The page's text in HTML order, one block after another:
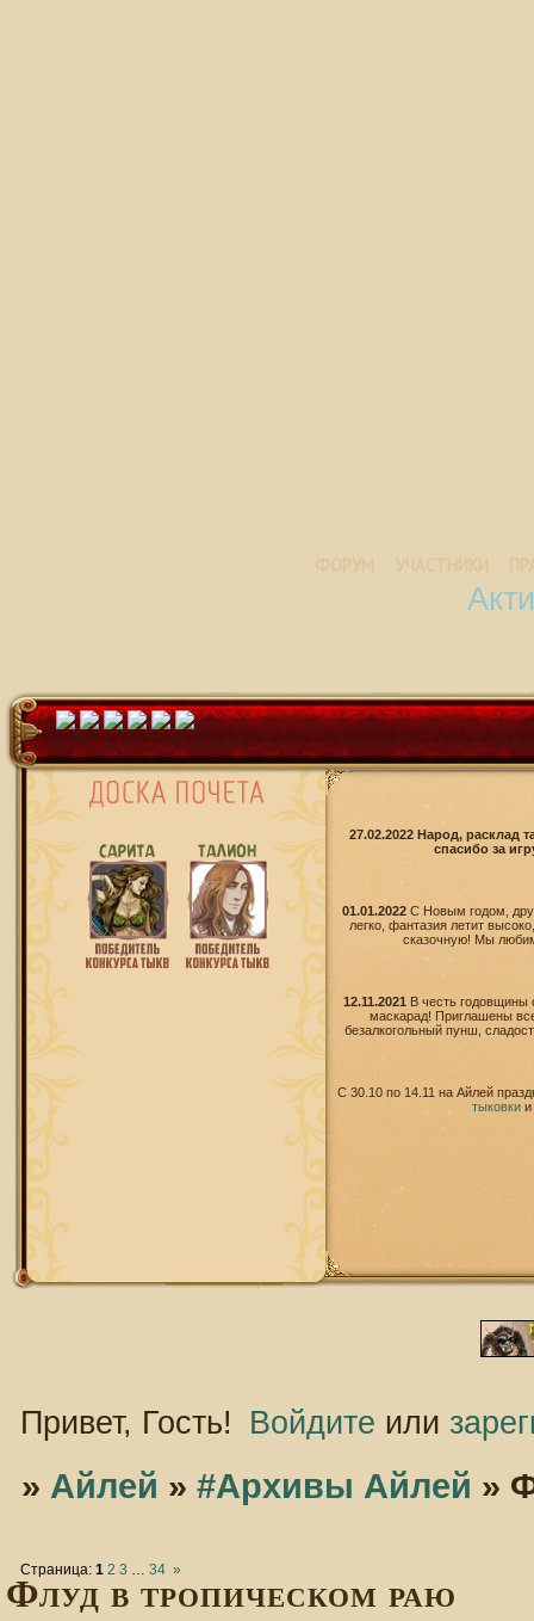
27.02.2022 Народ, расклад
спасибо за
01.01.2022 С Новым годом,
легко, фантазия летит
сказочную! Мы
12.11.2021
В честь годовщины
маскарад! Приглашены
безалкогольный пунш,
С 30.10 по 14.11 на Айлей
тыковкии
Привет, Гость! Войдите или
» Айлей »#Архивы Айлей »
Флуд в тропическом раю
Страница:1 2 3 … 34 »